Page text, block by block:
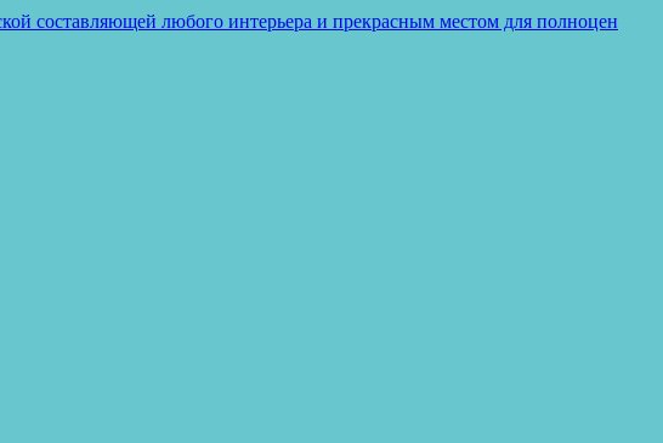
составляющей любого интерьера и прекрасным местом для полноцен